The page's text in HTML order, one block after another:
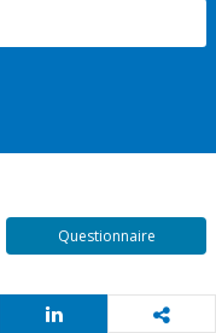
Questionnaire